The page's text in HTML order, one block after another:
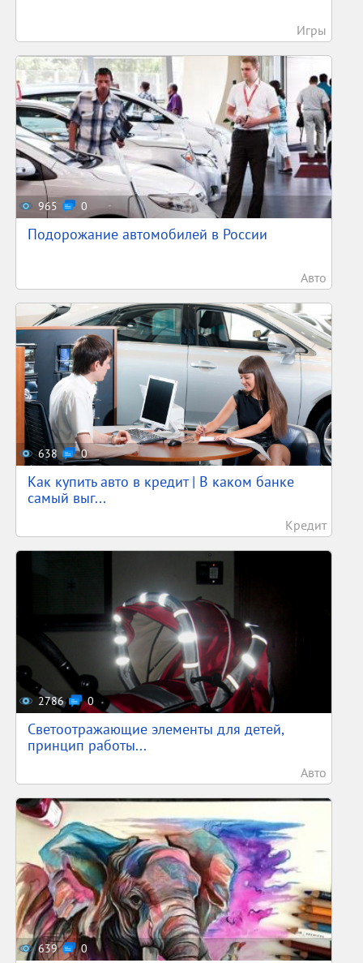
Игры
965 0
Подорожание автомобилей в России
Авто
638 0
Как купить авто в кредит | В каком банке
самый выг...
Кредит
2786 0
Светоотражающие элементы для детей,
принцип работы...
Авто
639 0